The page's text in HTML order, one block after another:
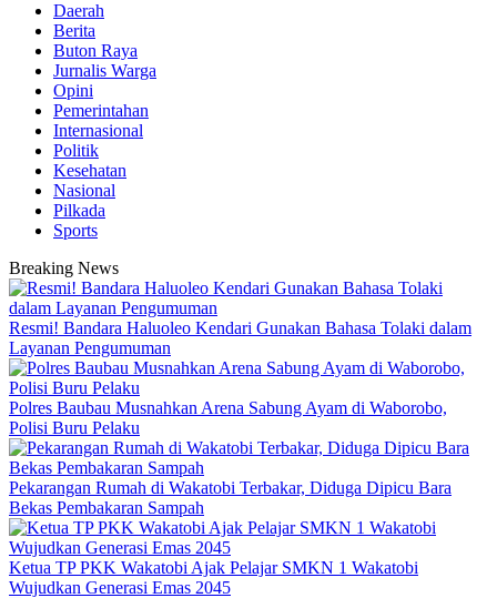
Daerah
Berita
Buton Raya
Jurnalis Warga
Opini
Pemerintahan
Internasional
Politik
Kesehatan
Nasional
Pilkada
Sports
Breaking News
Resmi! Bandara Haluoleo Kendari Gunakan Bahasa Tolaki dalam
Layanan Pengumuman
Polres Baubau Musnahkan Arena Sabung Ayam di Waborobo,
Polisi Buru Pelaku
Pekarangan Rumah di Wakatobi Terbakar, Diduga Dipicu Bara
Bekas Pembakaran Sampah
Ketua TP PKK Wakatobi Ajak Pelajar SMKN 1 Wakatobi
Wujudkan Generasi Emas 2045